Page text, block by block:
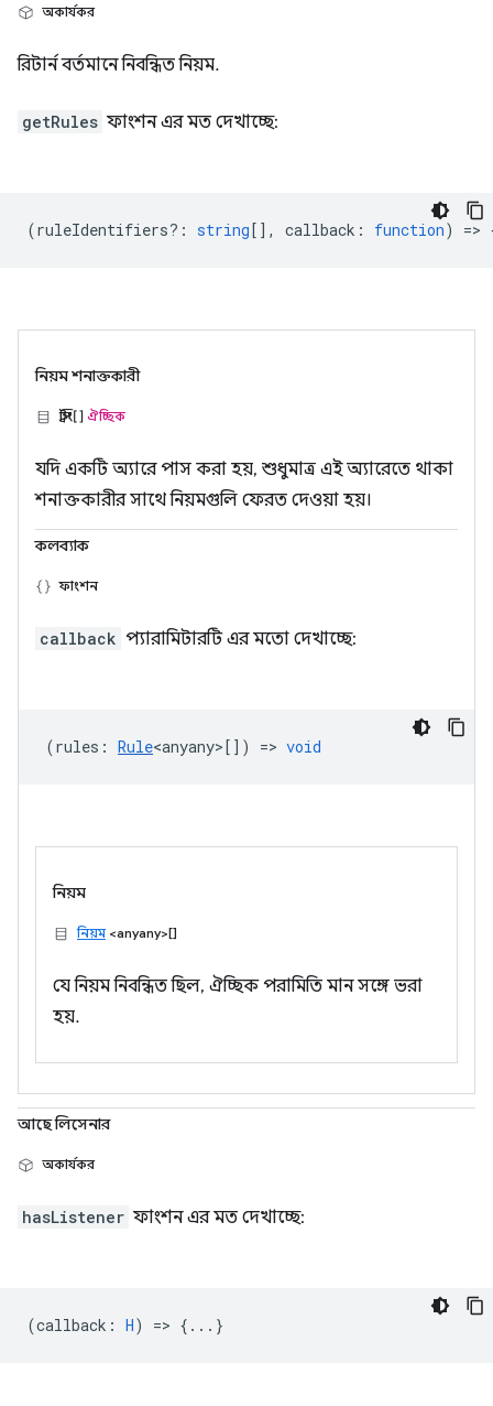
অকার্যকর
রিটার্ন বর্তমানে নিবন্ধিত নিয়ম.
getRules ফাংশন এর মত দেখাচ্ছে:
(ruleIdentifiers? : string[], callback : function)
নিয়ম শনাক্তকারী
স্ট্রিং[] ঐচ্ছিক
যদি একটি অ্যারে পাস করা হয়, শুধুমাত্র এই অ্যারেতে থাকা
শনাক্তকারীর সাথে নিয়মগুলি ফেরত দেওয়া হয়।
কলব্যাক
ফাংশন
callback প্যারামিটারটি এর মতো দেখাচ্ছে:
(rules : Rule<anyany>[]) => void
নিয়ম
নিয়ম<anyany>[]
যে নিয়ম নিবন্ধিত ছিল, ঐচ্ছিক পরামিতি মান সঙ্গে ভরা
হয়.
আছে লিসেনার
অকার্যকর
hasListener ফাংশন এর মত দেখাচ্ছে:
(callback : H) => {...}